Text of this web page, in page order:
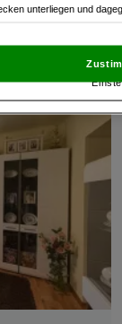
unterliegen und
die Verarbeitung auf der
die sich auf jeder Seite
auf einem Endgerät.
Inhalten,